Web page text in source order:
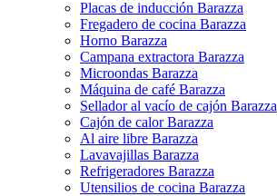
Placas de inducción Barazza
Fregadero de cocina Barazza
Horno Barazza
Campana extractora Barazza
Microondas Barazza
Máquina de café Barazza
Sellador al vacío de cajón Barazza
Cajón de calor Barazza
Al aire libre Barazza
Lavavajillas Barazza
Refrigeradores Barazza
Utensilios de cocina Barazza